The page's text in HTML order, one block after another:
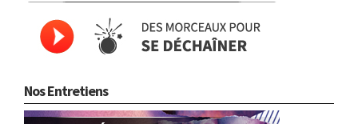
Nos Entretiens